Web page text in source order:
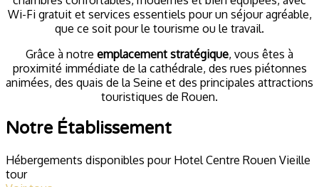
Wi-Fi gratuit et services essentiels pour un séjour agréable,
que ce soit pour le tourisme ou le travail.
Grâce à notre emplacement stratégique, vous êtes à
proximité immédiate de la cathédrale, des rues piétonnes
animées, des quais de la Seine et des principales attractions
touristiques de Rouen.
Notre Établissement
Hébergements disponibles pour Hotel Centre Rouen Vieille
tour